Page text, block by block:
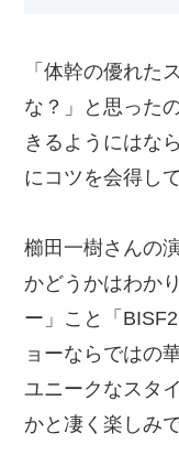
「体幹の優れた
な？」と思った
きるようにはな
にコツを会得し
櫛田一樹さんの
かどうかはわか
ー」こと「
ョーならではの
ユニークなスタ
かと凄く楽しみで